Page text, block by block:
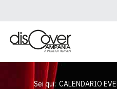
Sei qui: CALENDARIO